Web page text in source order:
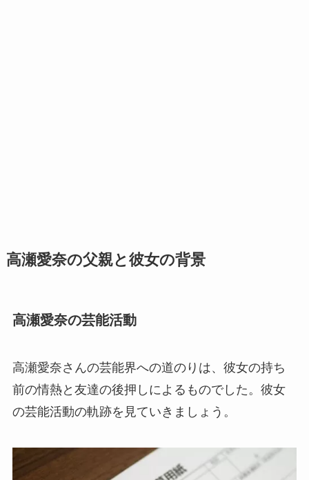
高瀬愛奈の父親と彼女の背景
高瀬愛奈の芸能活動
高瀬愛奈さんの芸能界への道のりは、彼女の持ち
前の情熱と友達の後押しによるものでした。彼女
の芸能活動の軌跡を見ていきましょう。